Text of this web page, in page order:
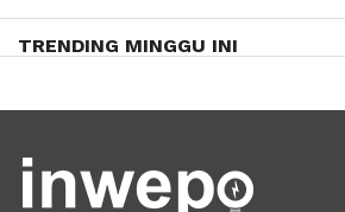
TRENDING MINGGU INI